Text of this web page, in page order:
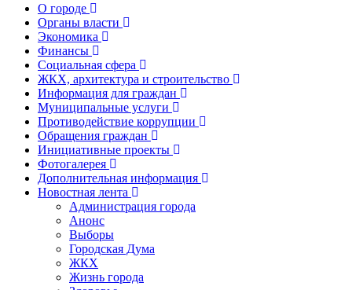
О городе
Органы власти
Экономика
Финансы
Социальная сфера
ЖКХ, архитектура и строительство
Информация для граждан
Муниципальные услуги
Противодействие коррупции
Обращения граждан
Инициативные проекты
Фотогалерея
Дополнительная информация
Новостная лента
Администрация города
Анонс
Выборы
Городская Дума
ЖКХ
Жизнь города